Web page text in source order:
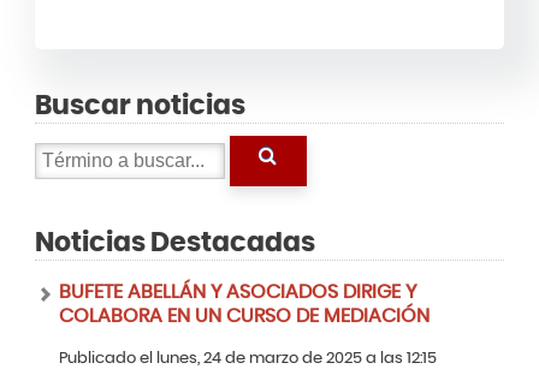
Buscar noticias
Noticias Destacadas
BUFETE ABELLÁN Y ASOCIADOS DIRIGE Y
COLABORA EN UN CURSO DE MEDIACIÓN
Publicado el lunes, 24 de marzo de 2025 a las 12:15